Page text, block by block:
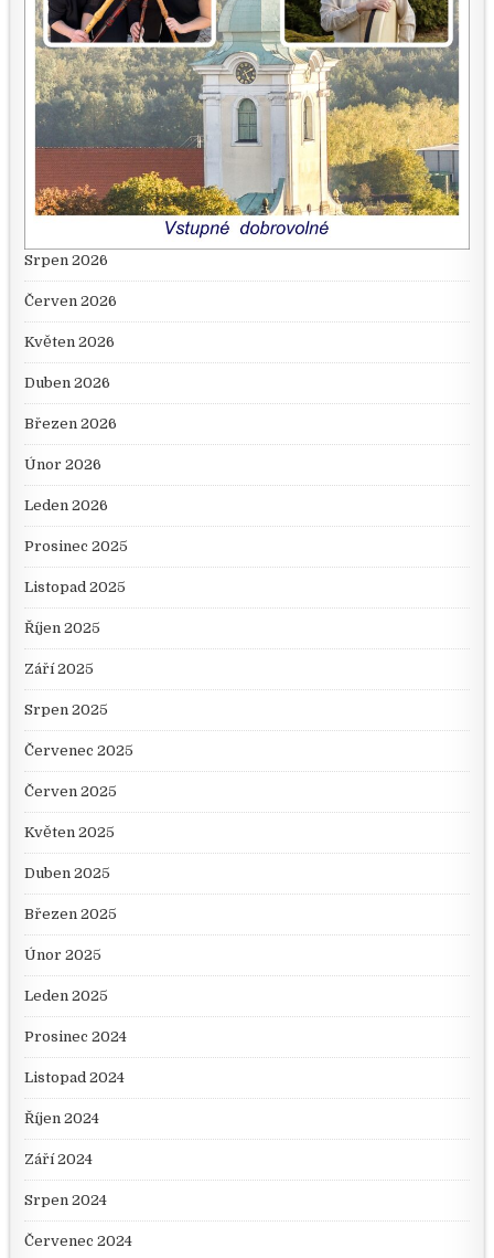
Srpen 2026
Červen 2026
Květen 2026
Duben 2026
Březen 2026
Únor 2026
Leden 2026
Prosinec 2025
Listopad 2025
Říjen 2025
Září 2025
Srpen 2025
Červenec 2025
Červen 2025
Květen 2025
Duben 2025
Březen 2025
Únor 2025
Leden 2025
Prosinec 2024
Listopad 2024
Říjen 2024
Září 2024
Srpen 2024
Červenec 2024